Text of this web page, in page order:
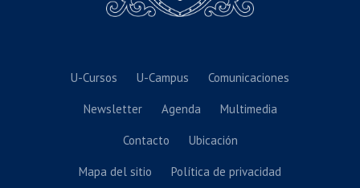
U-Cursos U-Campus Comunicaciones
Newsletter Agenda Multimedia
Contacto Ubicación
Mapa del sitio Política de privacidad